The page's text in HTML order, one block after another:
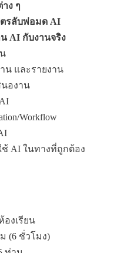
ง ๆ
ตรลับพ่อมด AI
น AI กับงานจริง
น และรายงาน
นองาน
Workflow
AI ในทางที่ถูกต้อง
งเรียน
(6 ชั่วโมง)